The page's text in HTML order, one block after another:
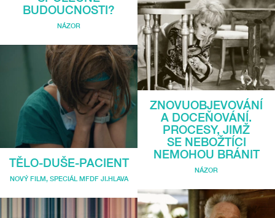
BUDOUCNOSTI?
NÁZOR
TĚLO-DUŠE-PACIENT
NOVÝ FILM SPECIÁL MFDF JI.HLAVA
ZNOVUOBJEVOVÁNÍ
A DOCEŇOVÁNÍ.
PROCESY, JIMŽ
SE NEBOŽTÍCI
NEMOHOU BRÁNIT
NÁZOR